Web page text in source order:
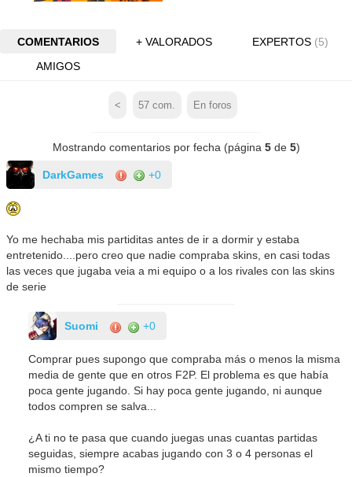
COMENTARIOS + VALORADOS EXPERTOS (5)
AMIGOS
< 57 com. En foros
Mostrando comentarios por fecha (página 5de 5)
DarkGames +0
Yo me hechaba mis partiditas antes de ir a dormir y estaba
entretenido....pero creo que nadie compraba skins, en casi todas
las veces que jugaba veia a mi equipo o a los rivales con las skins
de serie
Suomi +0
Comprar pues supongo que compraba más o menos la misma
media de gente que en otros F2P. El problema es que había
poca gente jugando. Si hay poca gente jugando, ni aunque
todos compren se salva...
¿A ti no te pasa que cuando juegas unas cuantas partidas
seguidas, siempre acabas jugando con 3 o 4 personas el
mismo tiempo?